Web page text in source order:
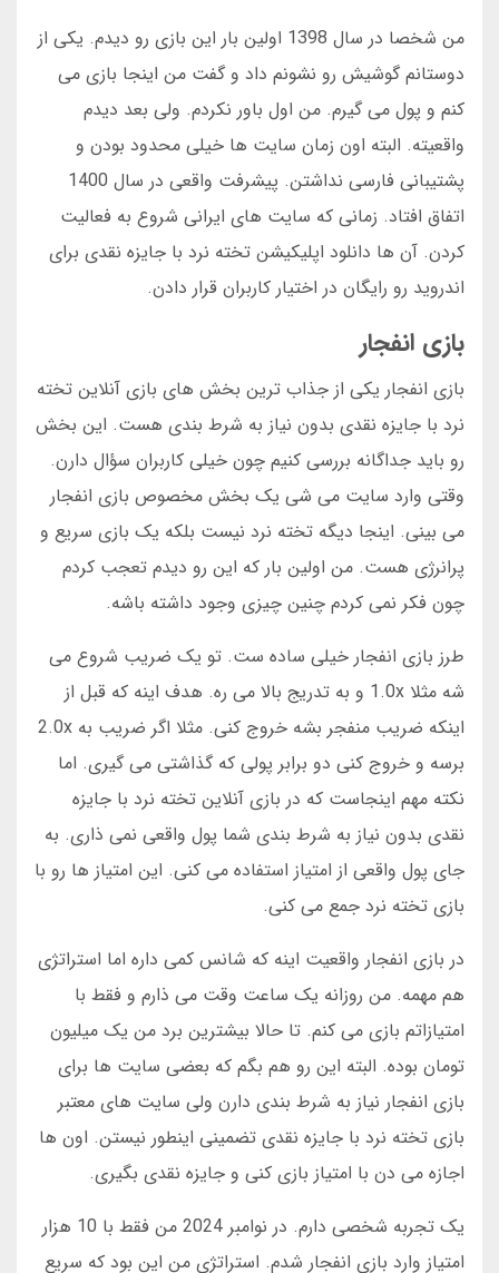
من شخصا در سال 1398 اولین بار این بازی رو دیدم. یکی از
دوستانم گوشیش رو نشونم داد و گفت من اینجا بازی می
کنم و پول می گیرم. من اول باور نکردم. ولی بعد دیدم
واقعیته. البته اون زمان سایت ها خیلی محدود بودن و
پشتیبانی فارسی نداشتن. پیشرفت واقعی در سال 1400
اتفاق افتاد. زمانی که سایت های ایرانی شروع به فعالیت
کردن. آن ها دانلود اپلیکیشن تخته نرد با جایزه نقدی برای
اندروید رو رایگان در اختیار کاربران قرار دادن.
بازی انفجار
بازی انفجار یکی از جذاب ترین بخش های بازی آنلاین تخته
نرد با جایزه نقدی بدون نیاز به شرط بندی هست. این بخش
رو باید جداگانه بررسی کنیم چون خیلی کاربران سؤال دارن.
وقتی وارد سایت می شی یک بخش مخصوص بازی انفجار
می بینی. اینجا دیگه تخته نرد نیست بلکه یک بازی سریع و
پرانرژی هست. من اولین بار که این رو دیدم تعجب کردم
چون فکر نمی کردم چنین چیزی وجود داشته باشه.
طرز بازی انفجار خیلی ساده ست. تو یک ضریب شروع می
شه مثلا 1.0x و به تدریج بالا می ره. هدف اینه که قبل از
اینکه ضریب منفجر بشه خروج کنی. مثلا اگر ضریب به 2.0x
برسه و خروج کنی دو برابر پولی که گذاشتی می گیری. اما
نکته مهم اینجاست که در بازی آنلاین تخته نرد با جایزه
نقدی بدون نیاز به شرط بندی شما پول واقعی نمی ذاری. به
جای پول واقعی از امتیاز استفاده می کنی. این امتیاز ها رو با
بازی تخته نرد جمع می کنی.
در بازی انفجار واقعیت اینه که شانس کمی داره اما استراتژی
هم مهمه. من روزانه یک ساعت وقت می ذارم و فقط با
امتیازاتم بازی می کنم. تا حالا بیشترین برد من یک میلیون
تومان بوده. البته این رو هم بگم که بعضی سایت ها برای
بازی انفجار نیاز به شرط بندی دارن ولی سایت های معتبر
بازی تخته نرد با جایزه نقدی تضمینی اینطور نیستن. اون ها
اجازه می دن با امتیاز بازی کنی و جایزه نقدی بگیری.
یک تجربه شخصی دارم. در نوامبر 2024 من فقط با 10 هزار
امتیاز وارد بازی انفجار شدم. استراتژی من این بود که سریع